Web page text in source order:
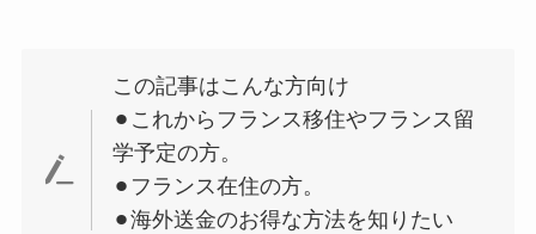
この記事はこんな方向け
⚫︎これからフランス移住やフランス留
学予定の方。
⚫︎フランス在住の方。
⚫︎海外送金のお得な方法を知りたい